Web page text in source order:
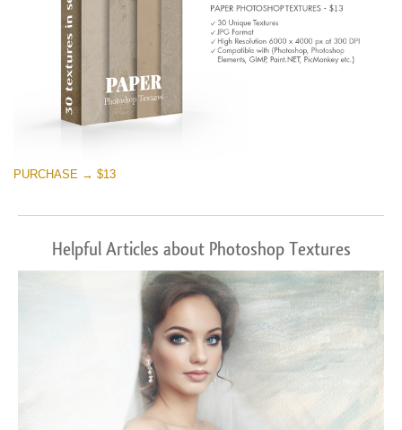
PURCHASE → $13
Helpful Articles about Photoshop Textures